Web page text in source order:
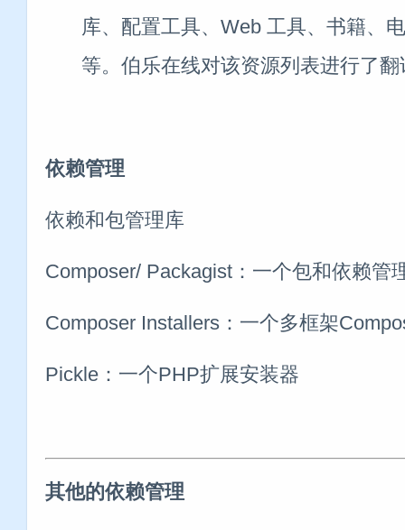
库、配置工具、Web 工具、书籍、
等。伯乐在线对该资源列表进行了
依赖管理
依赖和包管理库
Composer/ Packagist：一个包和依赖管
Composer Installers：一个多框架
Pickle：一个PHP扩展安装器
其他的依赖管理